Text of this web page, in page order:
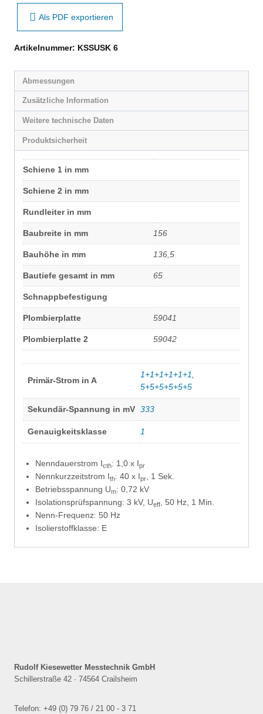
Als PDF exportieren
Artikelnummer: KSSUSK 6
Abmessungen
Zusätzliche Information
Weitere technische Daten
Produktsicherheit
Schiene 1 in mm
Schiene 2 in mm
Rundleiter in mm
Baubreite in mm 156
Bauhöhe in mm 136,5
Bautiefe gesamt in mm 65
Schnappbefestigung
Plombierplatte 59041
Plombierplatte 2 59042
Primär-Strom in A
1+1+1+1+1+1,
5+5+5+5+5+5
Sekundär-Spannung in mV 333
Genauigkeitsklasse 1
Nenndauerstrom Icth: 1,0 x Ipr
Nennkurzzeitstrom Ith: 40 x Ipr
, 1 Sek.
Betriebsspannung Um: 0,72 kV
Isolationsprüfspannung: 3 kV, Ueff
, 50 Hz, 1 Min.
Nenn-Frequenz: 50 Hz
Isolierstoffklasse: E
Rudolf Kiesewetter Messtechnik GmbH
Schillerstraße 42 · 74564 Crailsheim
Telefon: +49 (0) 79 76 / 21 00 - 3 71